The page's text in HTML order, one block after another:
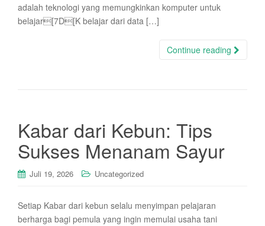
adalah teknologi yang memungkinkan komputer untuk
belajar[7D[K belajar dari data […]
Continue reading
Kabar dari Kebun: Tips
Sukses Menanam Sayur
Juli 19, 2026 Uncategorized
Setiap Kabar dari kebun selalu menyimpan pelajaran
berharga bagi pemula yang ingin memulai usaha tani